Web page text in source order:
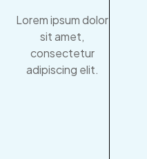
Lorem ipsum dolor
sit amet,
consectetur
adipiscing elit.